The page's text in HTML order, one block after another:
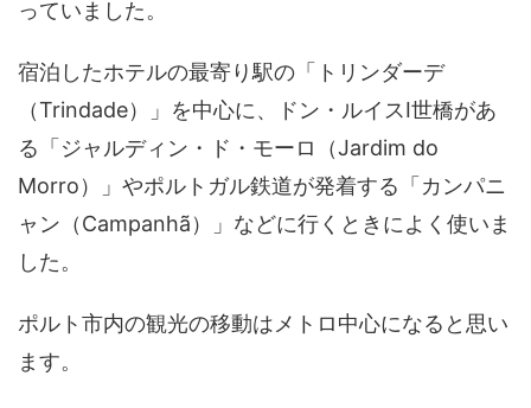
っていました。
宿泊したホテルの最寄り駅の「トリンダーデ
（Trindade）」を中心に、ドン・ルイスⅠ世橋があ
る「ジャルディン・ド・モーロ（Jardim do
Morro）」やポルトガル鉄道が発着する「カンパニ
ャン（Campanhã）」などに行くときによく使いま
した。
ポルト市内の観光の移動はメトロ中心になると思い
ます。